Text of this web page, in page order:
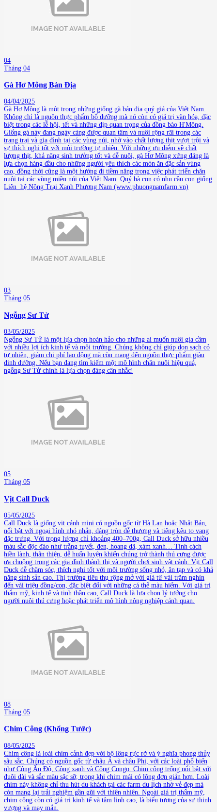
04
Tháng 04
Gà Hơ Mông Bản Địa
04/04/2025
Gà Hơ Mông là một trong những giống gà bản địa quý giá của Việt Nam.
Không chỉ là nguồn thực phẩm bổ dưỡng mà nó còn có giá trị văn hóa, đặc
biệt trong các lễ hội, tết và những dịp quan trọng của đồng bào H'Mông.
Giống gà này đang ngày càng được quan tâm và nuôi rộng rãi trong các
trang trại và gia đình tại các vùng núi, nhờ vào chất lượng thịt vượt trội và
sự thích nghi tốt với môi trường tự nhiên. Với những ưu điểm về chất
lượng thịt, khả năng sinh trưởng tốt và dễ nuôi, gà Hơ Mông xứng đáng là
lựa chọn hàng đầu cho những người yêu thích các món ăn đặc sản vùng
cao, đồng thời cũng là một hướng đi tiềm năng trong việc phát triển chăn
nuôi tại các vùng miền núi của Việt Nam. Quý bà con có nhu cầu con giống
Liên hệ Nông Trại Xanh Phương Nam (www.phuongnamfarm.vn)
03
Tháng 05
Ngỗng Sư Tử
03/05/2025
Ngỗng Sư Tử là một lựa chọn hoàn hảo cho những ai muốn nuôi gia cầm
với nhiều lợi ích kinh tế và môi trường. Chúng không chỉ giúp dọn sạch cỏ
tự nhiên, giảm chi phí lao động mà còn mang đến nguồn thực phẩm giàu
dinh dưỡng. Nếu bạn đang tìm kiếm một mô hình chăn nuôi hiệu quả,
ngỗng Sư Tử chính là lựa chọn đáng cân nhắc!
05
Tháng 05
Vịt Call Duck
05/05/2025
Call Duck là giống vịt cảnh mini có nguồn gốc từ Hà Lan hoặc Nhật Bản,
nổi bật với ngoại hình nhỏ nhắn, dáng tròn dễ thương và tiếng kêu to vang
đặc trưng. Với trọng lượng chỉ khoảng 400–700g, Call Duck sở hữu nhiều
màu sắc độc đáo như trắng tuyết, đen, hoang dã, xám xanh… Tính cách
hiền lành, thân thiện, dễ huấn luyện khiến chúng trở thành thú cưng được
ưa chuộng trong các gia đình thành thị và người chơi sinh vật cảnh. Vịt Call
Duck dễ chăm sóc, thích nghi tốt với môi trường sống nhỏ, ăn tạp và có khả
năng sinh sản cao. Thị trường tiêu thụ rộng mở với giá từ vài trăm nghìn
đến vài triệu đồng/con, đặc biệt đối với những cá thể màu hiếm. Với giá trị
thẩm mỹ, kinh tế và tinh thần cao, Call Duck là lựa chọn lý tưởng cho
người nuôi thú cưng hoặc phát triển mô hình nông nghiệp cảnh quan.
08
Tháng 05
Chim Công (Khổng Tước)
08/05/2025
Chim công là loài chim cảnh đẹp với bộ lông rực rỡ và ý nghĩa phong thủy
sâu sắc. Chúng có nguồn gốc từ châu Á và châu Phi, với các loài phổ biến
như Công Ấn Độ, Công xanh và Công Congo. Chim công trống nổi bật với
đuôi dài và sắc màu sặc sỡ, trong khi chim mái có lông đơn giản hơn. Loài
chim này không chỉ thu hút du khách tại các farm du lịch nhờ vẻ đẹp mà
còn mang lại trải nghiệm gần gũi với thiên nhiên. Ngoài giá trị thẩm mỹ,
chim công còn có giá trị kinh tế và tâm linh cao, là biểu tượng của sự thịnh
vượng và may mắn.